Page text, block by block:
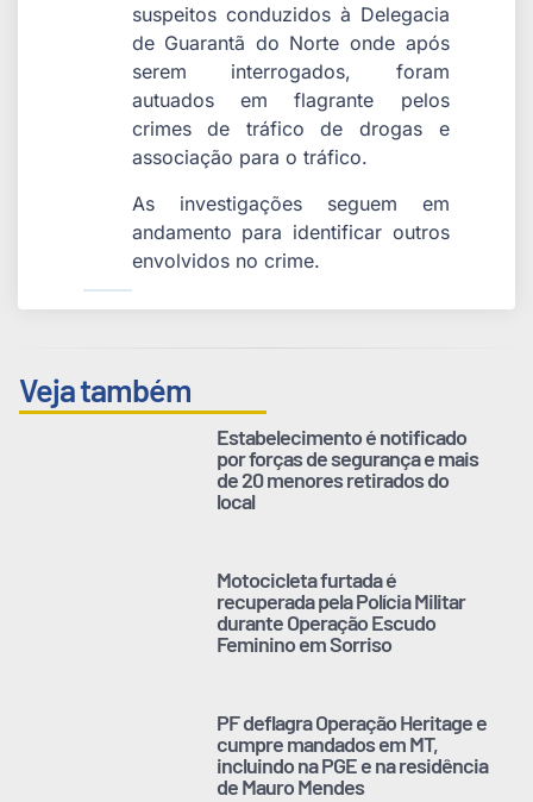
suspeitos conduzidos à Delegacia
de Guarantã do Norte onde após
serem interrogados, foram
autuados em flagrante pelos
crimes de tráfico de drogas e
associação para o tráfico.
As investigações seguem em
andamento para identificar outros
envolvidos no crime.
Veja também
Estabelecimento é notificado
por forças de segurança e mais
de 20 menores retirados do
local
Motocicleta furtada é
recuperada pela Polícia Militar
durante Operação Escudo
Feminino em Sorriso
PF deflagra Operação Heritage e
cumpre mandados em MT,
incluindo na PGE e na residência
de Mauro Mendes